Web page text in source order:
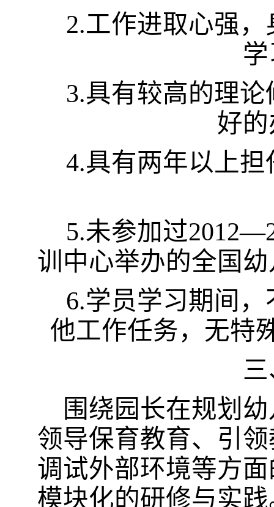
2.工作进取心强
3.具有较高的理
好
4.具有两年以上
5.未参加过
训中心举办的全国
6.学员学习期间
他工作任务，无特
围绕园长在规划
领导保育教育、引
调试外部环境等方
模块化的研修与实